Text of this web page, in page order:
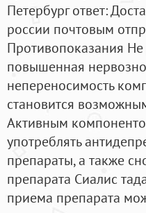
Петербург ответ:
россии почтовым
Противопоказания Не
повышенная
непереносимость
становится
Активным
употреблять
препараты, а также
препарата Сиалис
приема препарата